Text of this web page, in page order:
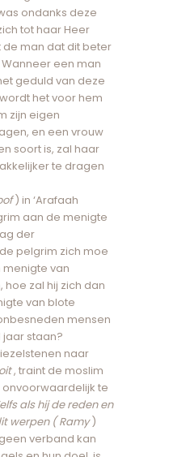
ondanks deze
tot haar Heer
man dat dit beter
een man
geduld van deze
het voor hem
zijn eigen
en een vrouw
soort is, zal haar
te dragen
) in ‘Arafaah
aan de menigte
der
pelgrim zich moe
van
hoe zal hij zich dan
van blote
mensen
staan?
naar
, traint de moslim
onvoorwaardelijk te
als hij de reden en
werpen ( Ramy)
verband kan